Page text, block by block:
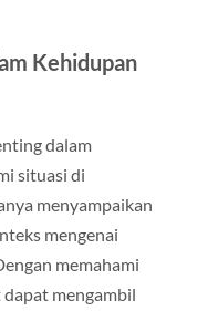
Kehidupan
dalam
situasi di
menyampaikan
mengenai
memahami
mengambil